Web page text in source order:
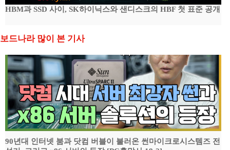
HBM과 SSD 사이, SK하이닉스와 샌디스크의 HBF 첫 표준 공개
보드나라 많이 본 기사
90년대 인터넷 붐과 닷컴 버블이 불러온 썬마이크로시스템즈 전